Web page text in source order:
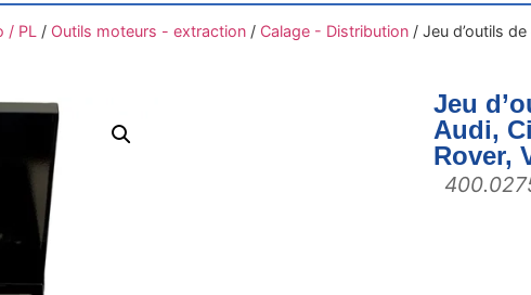
PL / Outils moteurs - extraction/ Calage - Distribution/ Jeu d’outils
Jeu
Audi,
Rover,